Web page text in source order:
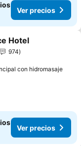
Ver precios
Hotel
974
con hidromasaje
Ver precios